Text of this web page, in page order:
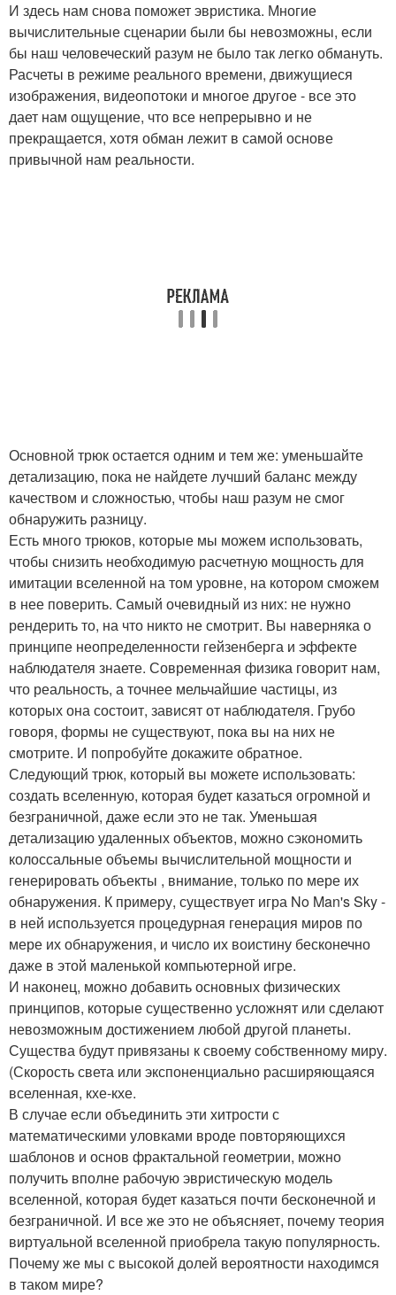
И здесь нам снова поможет эвристика. Многие
вычислительные сценарии были бы невозможны, если
бы наш человеческий разум не было так легко обмануть.
Расчеты в режиме реального времени, движущиеся
изображения, видеопотоки и многое другое - все это
дает нам ощущение, что все непрерывно и не
прекращается, хотя обман лежит в самой основе
привычной нам реальности.
Основной трюк остается одним и тем же: уменьшайте
детализацию, пока не найдете лучший баланс между
качеством и сложностью, чтобы наш разум не смог
обнаружить разницу.
Есть много трюков, которые мы можем использовать,
чтобы снизить необходимую расчетную мощность для
имитации вселенной на том уровне, на котором сможем
в нее поверить. Самый очевидный из них: не нужно
рендерить то, на что никто не смотрит. Вы наверняка о
принципе неопределенности гейзенберга и эффекте
наблюдателя знаете. Современная физика говорит нам,
что реальность, а точнее мельчайшие частицы, из
которых она состоит, зависят от наблюдателя. Грубо
говоря, формы не существуют, пока вы на них не
смотрите. И попробуйте докажите обратное.
Следующий трюк, который вы можете использовать:
создать вселенную, которая будет казаться огромной и
безграничной, даже если это не так. Уменьшая
детализацию удаленных объектов, можно сэкономить
колоссальные объемы вычислительной мощности и
генерировать объекты , внимание, только по мере их
обнаружения. К примеру, существует игра No Man's Sky -
в ней используется процедурная генерация миров по
мере их обнаружения, и число их воистину бесконечно
даже в этой маленькой компьютерной игре.
И наконец, можно добавить основных физических
принципов, которые существенно усложнят или сделают
невозможным достижением любой другой планеты.
Существа будут привязаны к своему собственному миру.
(Скорость света или экспоненциально расширяющаяся
вселенная, кхе-кхе.
В случае если объединить эти хитрости с
математическими уловками вроде повторяющихся
шаблонов и основ фрактальной геометрии, можно
получить вполне рабочую эвристическую модель
вселенной, которая будет казаться почти бесконечной и
безграничной. И все же это не объясняет, почему теория
виртуальной вселенной приобрела такую популярность.
Почему же мы с высокой долей вероятности находимся
в таком мире?